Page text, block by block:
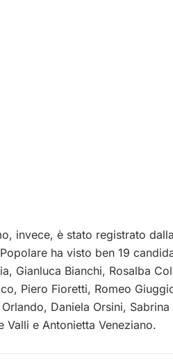
invece, è stato registrato
ha visto ben 19
Gianluca Bianchi, Rosalba
Piero Fioretti, Romeo
Daniela Orsini,
Valli e Antonietta Veneziano.